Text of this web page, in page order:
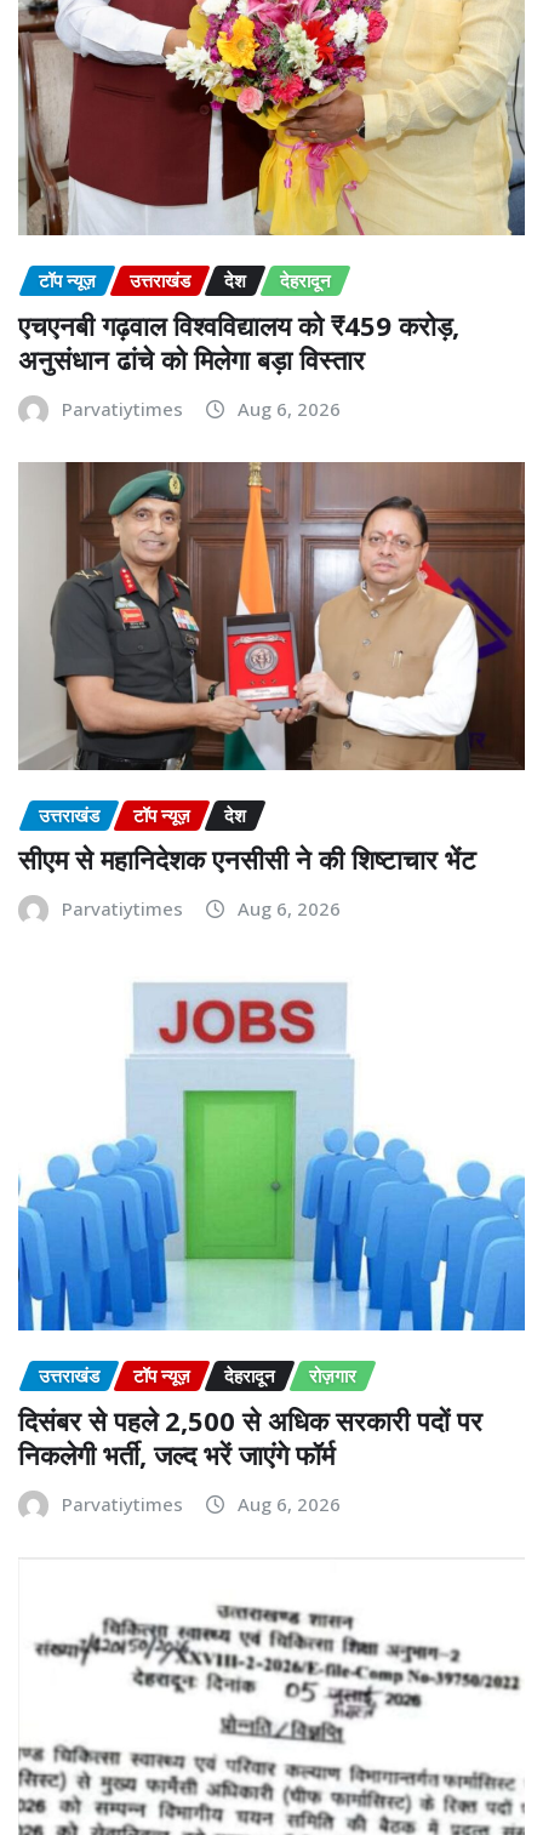
टॉप न्यूज़ उत्तराखंड देश देहरादून
एचएनबी गढ़वाल विश्वविद्यालय को ₹459 करोड़,
अनुसंधान ढांचे को मिलेगा बड़ा विस्तार
Parvatiytimes Aug 6, 2026
उत्तराखंड टॉप न्यूज़ देश
सीएम से महानिदेशक एनसीसी ने की शिष्टाचार भेंट
Parvatiytimes Aug 6, 2026
उत्तराखंड टॉप न्यूज़ देहरादून रोज़गार
दिसंबर से पहले 2,500 से अधिक सरकारी पदों पर
निकलेगी भर्ती, जल्द भरें जाएंगे फॉर्म
Parvatiytimes Aug 6, 2026